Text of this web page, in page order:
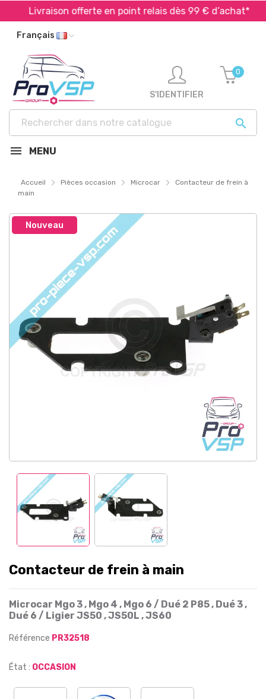
Livraison offerte en point relais dès 99 € d’achat*
Français

S'IDENTIFIER
0
MENU
Accueil Pièces occasion Microcar
Contacteur de frein à
main
Nouveau
Contacteur de frein à main
Microcar Mgo 3 , Mgo 4 , Mgo 6 / Dué 2 P85 , Dué 3 ,
Dué 6 / Ligier JS50 , JS50L , JS60
Référence PR32518
État : OCCASION